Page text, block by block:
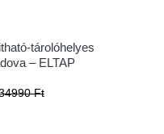
tárolóhelyes
– ELTAP
Ft